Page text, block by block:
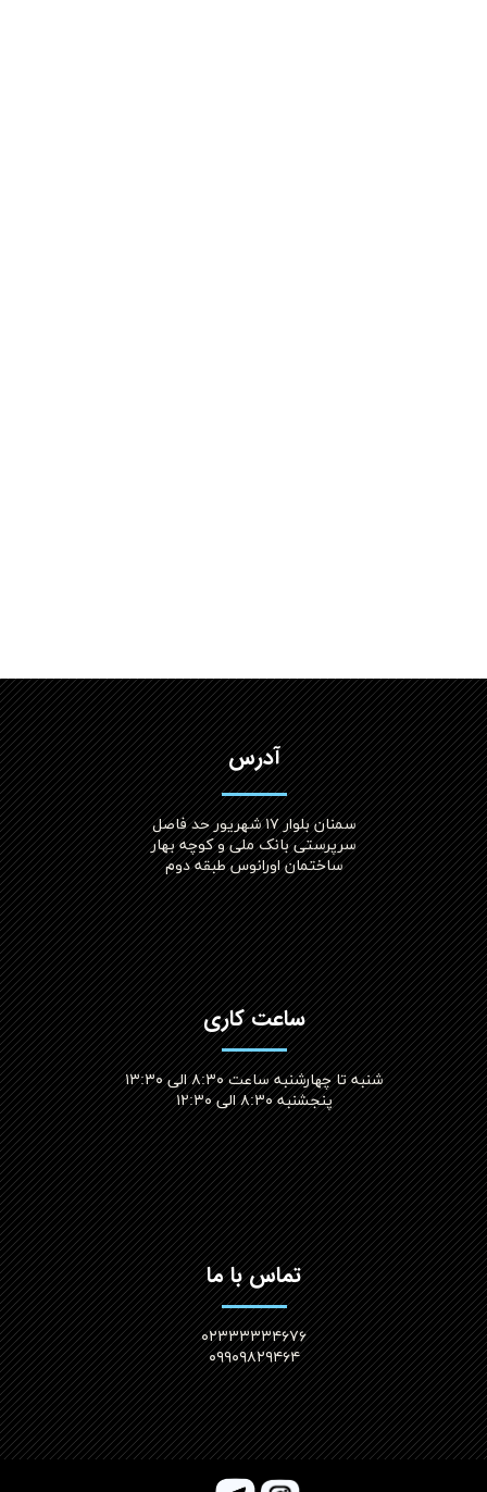
آدرس
سمنان بلوار ۱۷ شهریور حد فاصل
سرپرستی بانک ملی و کوچه بهار
ساختمان اورانوس طبقه دوم
ساعت کاری
شنبه تا چهارشنبه ساعت ۸:۳۰ الی ۱۳:۳۰
پنجشنبه ۸:۳۰ الی ۱۲:۳۰​​​​​​​
تماس با ما
۰۲۳۳۳۳۳۴۶۷۶
۰۹۹۰۹۸۲۹۴۶۴